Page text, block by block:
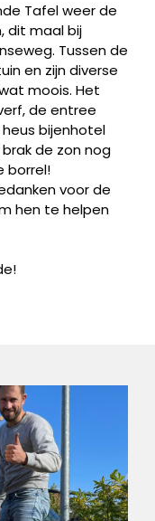
Tafel weer de
dit maal bij
Tussen de
en zijn diverse
moois. Het
de entree
bijenhotel
de zon nog
borrel!
voor de
hen te helpen